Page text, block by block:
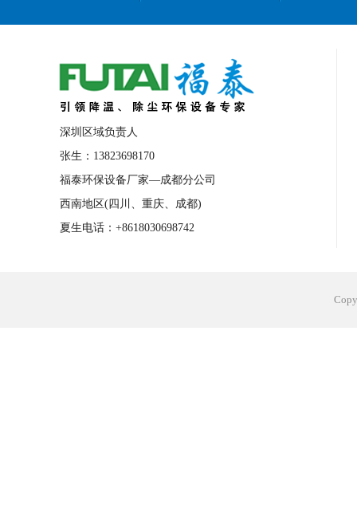
深圳区域负责人
张生：13823698170
福泰环保设备厂家—成都分公司
西南地区(四川、重庆、成都)
夏生电话：+8618030698742